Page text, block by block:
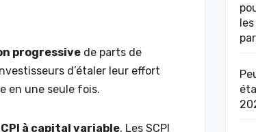
progressive de parts de
d’étaler leur effort
en une seule fois.
à capital variable. Les SCPI